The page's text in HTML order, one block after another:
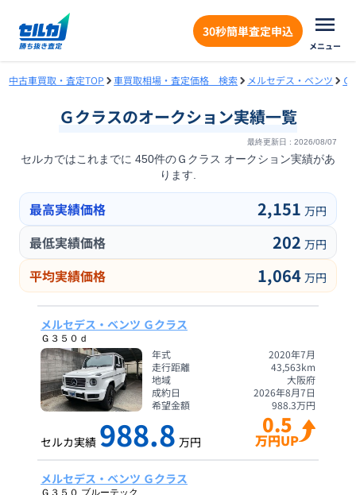
30秒簡単査定申込
メニュー
中古車買取・査定TOP 車買取相場・査定価格 検索 メルセデス・ベンツ Ｇ
Ｇクラスのオークション実績一覧
最終更新日 : 2026/08/07
セルカではこれまでに 450件のＧクラス オークション実績があ
ります.
最高実績価格 2,151 万円
最低実績価格 202 万円
平均実績価格 1,064 万円
メルセデス・ベンツ Ｇクラス
Ｇ３５０ｄ
年式
2020年7月
走行距離
43,563km
地域
大阪府
成約日
2026年8月7日
希望金額
988.3万円
セルカ実績 988.8 万円
0.5
万円UP
メルセデス・ベンツ Ｇクラス
Ｇ３５０ ブルーテック